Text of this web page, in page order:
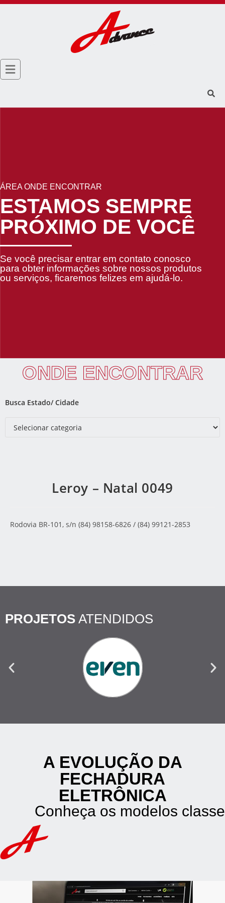
ÁREA ONDE ENCONTRAR
ESTAMOS SEMPRE
PRÓXIMO DE VOCÊ
Se você precisar entrar em contato conosco
para obter informações sobre nossos produtos
ou serviços, ficaremos felizes em ajudá-lo.
ONDE ENCONTRAR
Busca Estado/ Cidade
Leroy – Natal 0049
Rodovia BR-101, s/n (84) 98158-6826 / (84) 99121-2853
PROJETOS ATENDIDOS
A EVOLUÇÃO DA
FECHADURA
ELETRÔNICA
Conheça os modelos classe